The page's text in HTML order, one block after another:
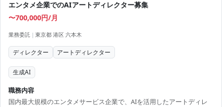
エンタメ企業でのAIアートディレクター募集
〜700,000円/月
業務委託 | 東京都 港区 六本木
ディレクター アートディレクター
生成AI
職務内容
国内最大規模のエンタメサービス企業で、AIを活用したアートディレ